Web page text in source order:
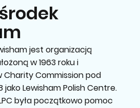
jest organizacją
w 1963 roku i
Charity Commission pod
Lewisham Polish Centre.
była początkowo pomoc